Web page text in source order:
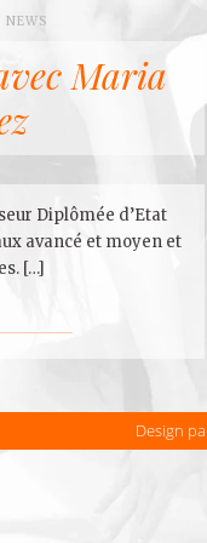
NEWS
Maria
Diplômée d’Etat
avancé et moyen et
[…]
Design